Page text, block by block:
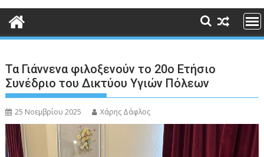
Τα Γιάννενα φιλοξενούν το 20ο Ετήσιο
Συνέδριο του Δικτύου Υγιών Πόλεων
25 Νοεμβρίου 2025 Χάρης Δάφλος